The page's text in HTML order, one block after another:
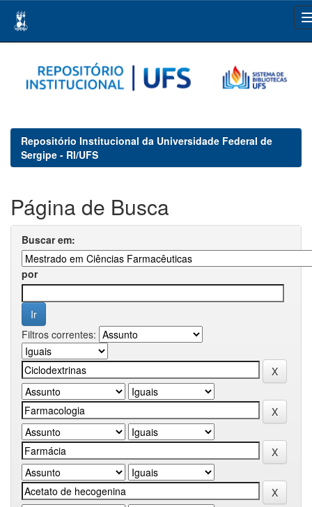
navigation
Repositório Institucional da Universidade Federal de
Sergipe - RI/UFS
Página de Busca
Buscar em:
por
Filtros correntes: